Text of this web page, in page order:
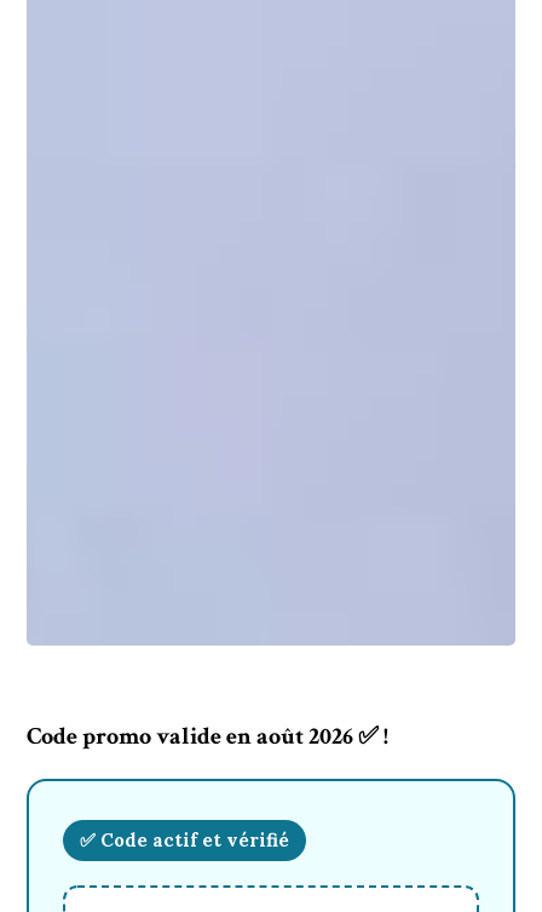
Code promo valide en août 2026 ✅ !
✅ Code actif et vérifié